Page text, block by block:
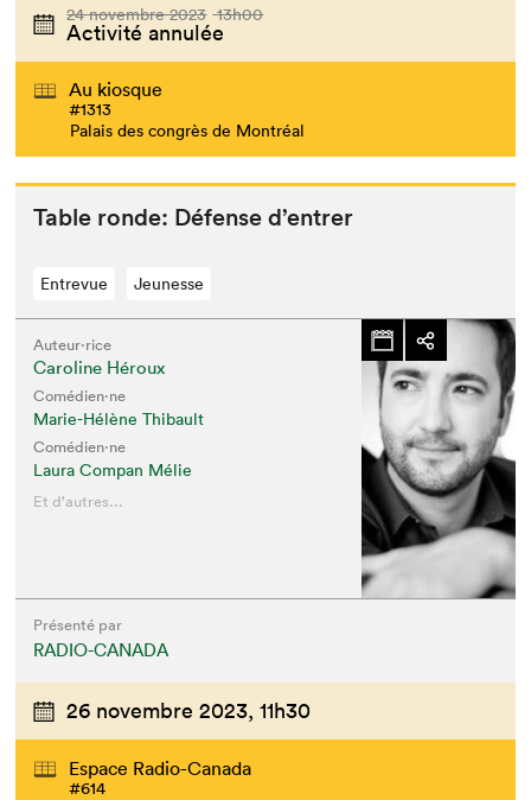
24 novembre 2023 13h00
Activité annulée
Au kiosque
#1313
Palais des congrès de Montréal
Table ronde: Défense d’entrer
Entrevue Jeunesse
Auteur·rice
Caroline Héroux
Comédien·ne
Marie-Hélène Thibault
Comédien·ne
Laura Compan Mélie
Et d'autres...
Présenté par
RADIO-CANADA
26 novembre 2023, 11h30
Espace Radio-Canada
#614